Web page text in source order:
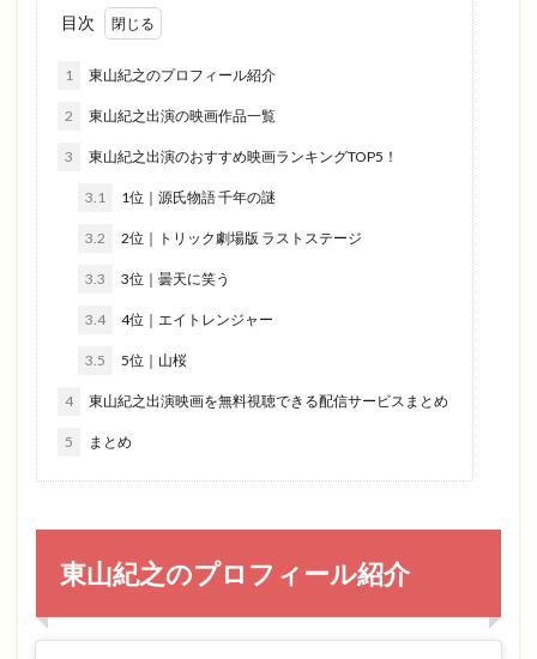
目次
1 東山紀之のプロフィール紹介
2 東山紀之出演の映画作品一覧
3 東山紀之出演のおすすめ映画ランキングTOP5！
3.1 1位｜源氏物語 千年の謎
3.2 2位｜トリック劇場版 ラストステージ
3.3 3位｜曇天に笑う
3.4 4位｜エイトレンジャー
3.5 5位｜山桜
4 東山紀之出演映画を無料視聴できる配信サービスまとめ
5 まとめ
東山紀之のプロフィール紹介